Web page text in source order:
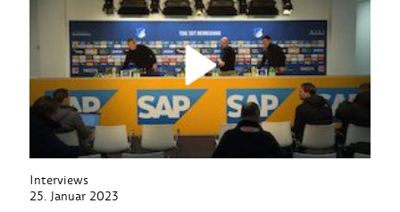
Interviews
25. Januar 2023